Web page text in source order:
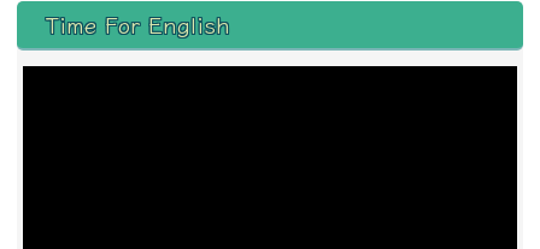
左邊區域內容
Time For English